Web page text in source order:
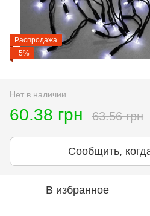
Распродажа
−5%
Нет в наличии
60.38 грн 63.56 грн
Сообщить,
В избранное